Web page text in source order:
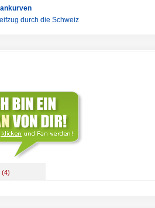
durch die Schweiz
(4)